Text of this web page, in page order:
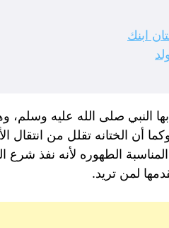
ابنك
النبي صلى الله عليه
أن الختانه تقلل من
المناسبة الطهوره لأنه نفذ
لمن تريد.